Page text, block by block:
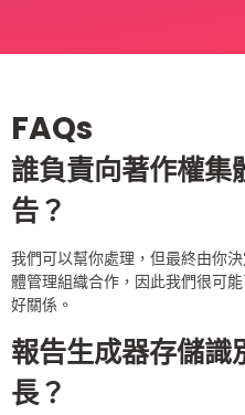
FAQs
誰負責向著作權集
告？
我們可以幫你處理，但最終由你
體管理組織合作，因此我們很可
好關係。
報告生成器存儲識
長？